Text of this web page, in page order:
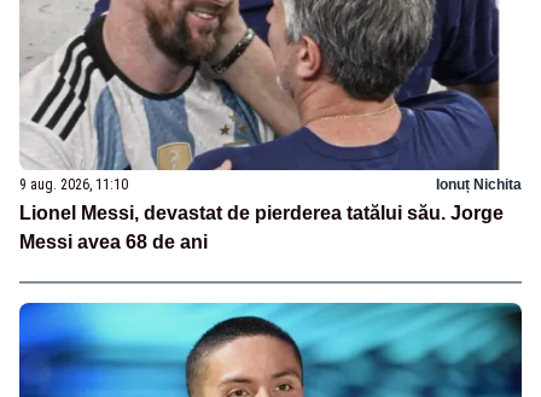
9 aug. 2026, 11:10 Ionuț Nichita
Lionel Messi, devastat de pierderea tatălui său. Jorge
Messi avea 68 de ani